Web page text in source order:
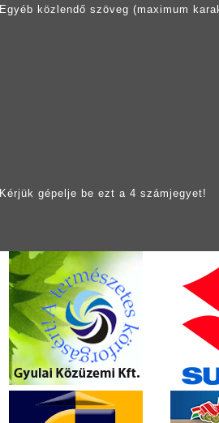
Egyéb közlendő szöveg (maximum
Kérjük gépelje be ezt a 4 számjegyet!